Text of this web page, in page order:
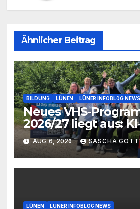
Ähnlicher Beitrag
BILDUNG LÜNEN LÜNER INFOBLOG NEWS
Neues VHS-
2026/27 liegt aus:
IGA-Guides und
Formate
AUG. 6, 2026 SASCHA
LÜNEN LÜNER INFOBLOG NEWS